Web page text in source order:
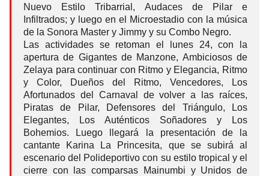
Nuevo Estilo Tribarrial, Audaces de Pilar e
Infiltrados; y luego en el Microestadio con la música
de la Sonora Master y Jimmy y su Combo Negro.
Las actividades se retoman el lunes 24, con la
apertura de Gigantes de Manzone, Ambiciosos de
Zelaya para continuar con Ritmo y Elegancia, Ritmo
y Color, Dueños del Ritmo, Vencedores, Los
Afortunados del Carnaval de volver a las raíces,
Piratas de Pilar, Defensores del Triángulo, Los
Elegantes, Los Auténticos Soñadores y Los
Bohemios. Luego llegará la presentación de la
cantante Karina La Princesita, que se subirá al
escenario del Polideportivo con su estilo tropical y el
cierre con las comparsas Mainumbi y Unidos de